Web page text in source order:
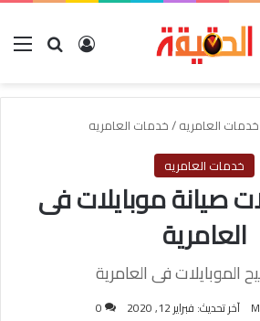
بحث عنتسجيل
خدمات العامريه/خدمات العامريه
خدمات العامريه
صيانة موبايلات فى
العامرية
الموبايلات فى العامرية
آخر تحديث: فبراير 12, 2020 0